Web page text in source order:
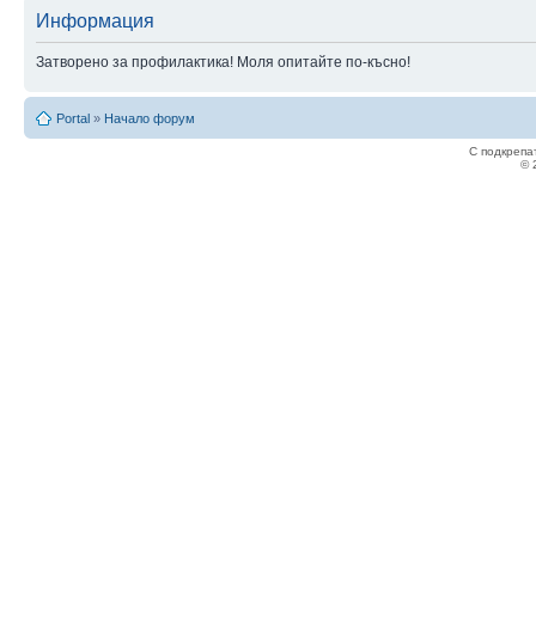
Информация
Затворено за профилактика! Моля опитайте по-късно!
Portal » Начало форум
С
©